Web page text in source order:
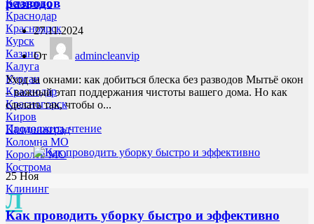
Кемерово
Краснодар
Красноярск
Курск
Казань
Калуга
Курган
Краснодар
Красногорск
Киров
Калининград
Коломна МО
Королев МО
Кострома
Л
разводов
27.11.2024
От
admincleanvip
Уход за окнами: как добиться блеска без разводов Мытьё окон
– важный этап поддержания чистоты вашего дома. Но как
сделать так, чтобы о...
Продолжить чтение
25Ноя
Клининг
Как проводить уборку быстро и эффективно